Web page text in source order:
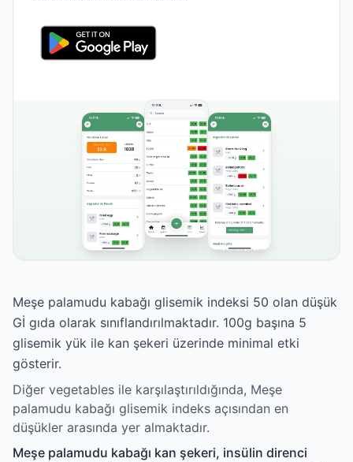
Meşe palamudu kabağı glisemik indeksi 50 olan düşük
Gİ gıda olarak sınıflandırılmaktadır. 100g başına 5
glisemik yük ile kan şekeri üzerinde minimal etki
gösterir.
Diğer vegetables ile karşılaştırıldığında, Meşe
palamudu kabağı glisemik indeks açısından en
düşükler arasında yer almaktadır.
Meşe palamudu kabağı kan şekeri, insülin direnci